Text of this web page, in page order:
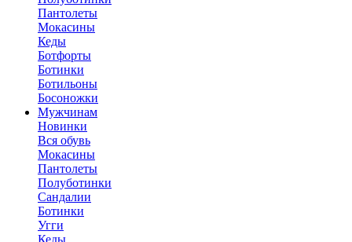
Пантолеты
Мокасины
Кеды
Ботфорты
Ботинки
Ботильоны
Босоножки
Мужчинам
Новинки
Вся обувь
Мокасины
Пантолеты
Полуботинки
Сандалии
Ботинки
Угги
Кеды